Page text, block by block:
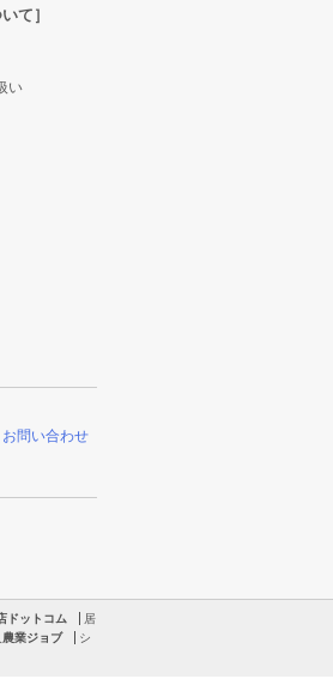
て］
い
お問い合わせ
ドットコム
居
農業ジョブ
シ